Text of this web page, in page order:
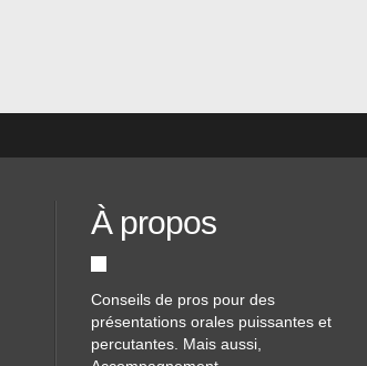
À propos
Conseils de pros pour des
présentations orales puissantes et
percutantes. Mais aussi,